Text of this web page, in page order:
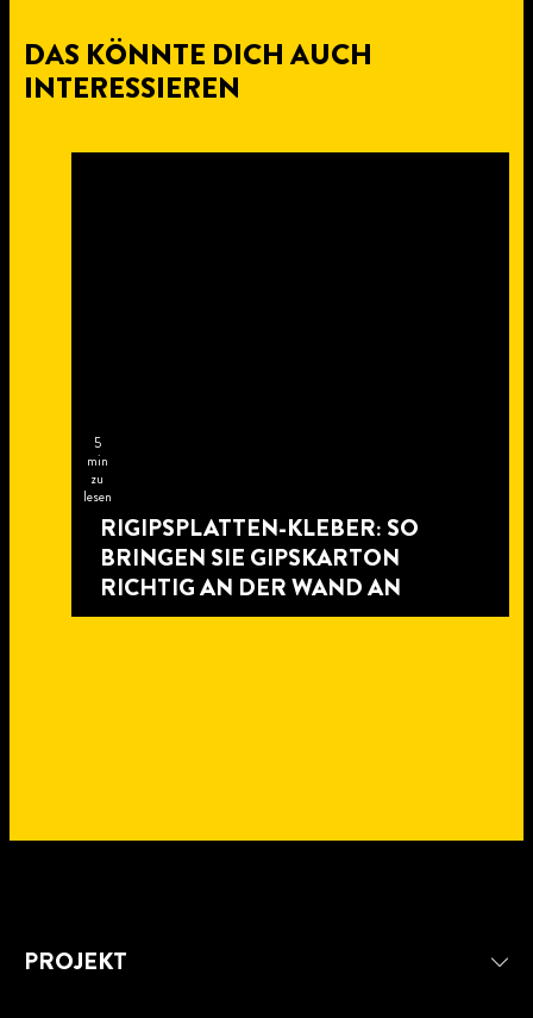
DAS KÖNNTE DICH AUCH
INTERESSIEREN
5
min
zu
lesen
RIGIPSPLATTEN-KLEBER: SO
BRINGEN SIE GIPSKARTON
RICHTIG AN DER WAND AN
min
zu
6
min
PROJEKT